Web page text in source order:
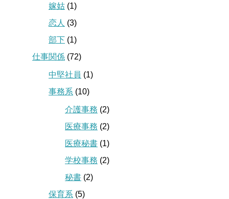
嫁姑 (1)
恋人 (3)
部下 (1)
仕事関係 (72)
中堅社員 (1)
事務系 (10)
介護事務 (2)
医療事務 (2)
医療秘書 (1)
学校事務 (2)
秘書 (2)
保育系 (5)